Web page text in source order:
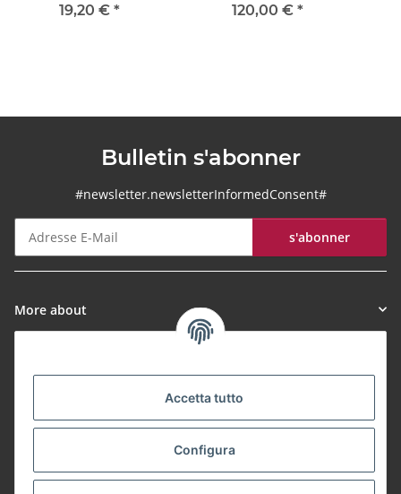
Accetta tutto
Configura
19,20 € *
120,00 € *
Bulletin s'abonner
#newsletter.newsletterInformedConsent#
s'abonner
More about